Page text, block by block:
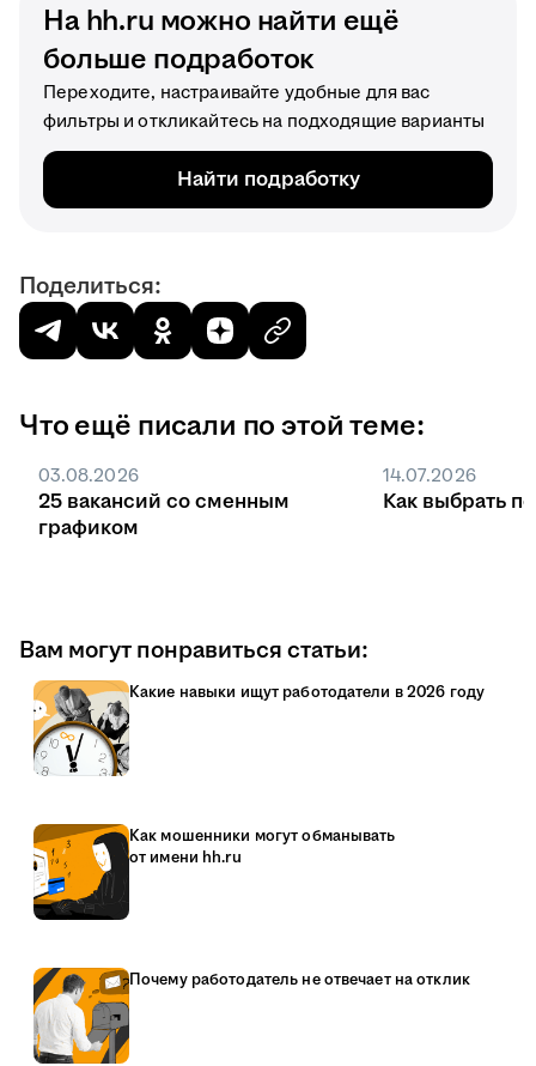
На hh.ru можно найти ещё
больше подработок
Переходите, настраивайте удобные для вас
фильтры и откликайтесь на подходящие варианты
Найти подработку
Поделиться:
Что ещё писали по этой теме:
03.08.2026
25 вакансий со сменным
графиком
14.07.2026
Как выбрать
Вам могут понравиться статьи:
Какие навыки ищут работодатели в 2026 году
Как мошенники могут обманывать
от имени hh.ru
Почему работодатель не отвечает на отклик